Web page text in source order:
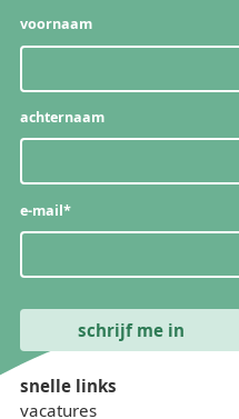
voornaam
achternaam
e-mail*
snelle links
vacatures